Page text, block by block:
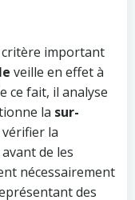
important
veille en effet à
ce fait, il analyse
la sur-
la
de les
nécessairement
des